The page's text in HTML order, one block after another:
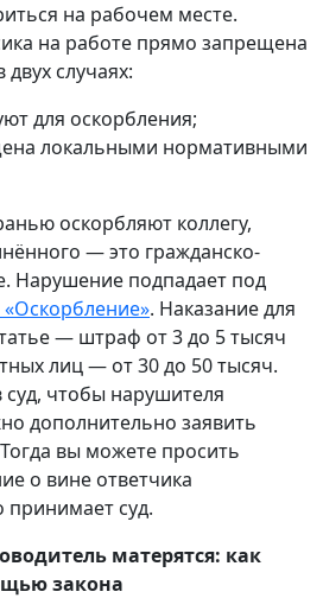
на рабочем месте.
на работе прямо запрещена
случаях:
для оскорбления;
локальными нормативными
оскорбляют коллегу,
— это гражданско-
Нарушение подпадает под
. Наказание для
— штраф от 3 до 5 тысяч
лиц — от 30 до 50 тысяч.
чтобы нарушителя
дополнительно заявить
вы можете просить
о вине ответчика
принимает суд.
матерятся: как
закона